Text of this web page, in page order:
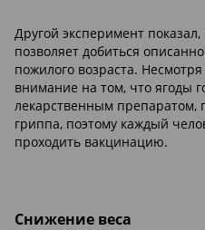
Другой эксперимент
позволяет добиться
пожилого возраста.
внимание на том, что ягоды
лекарственным
гриппа, поэтому каждый
проходить вакцинацию.
Снижение веса